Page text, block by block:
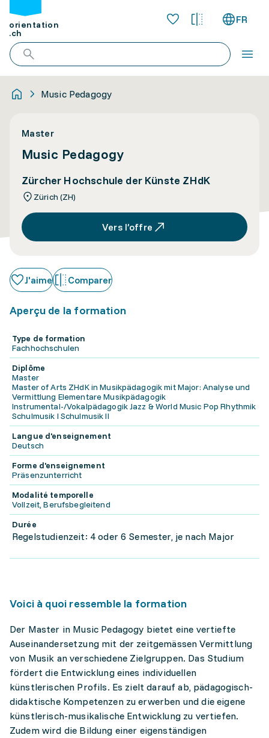
orientation
.ch
FR
Music Pedagogy
Master
Music Pedagogy
Zürcher Hochschule der Künste ZHdK
Zürich (ZH)
Vers l’offre
J'aime Comparer
Aperçu de la formation
Type de formation
Fachhochschulen
Diplôme
Master
Master of Arts ZHdK in Musikpädagogik mit Major: Analyse und
Vermittlung Elementare Musikpädagogik
Instrumental-/Vokalpädagogik Jazz & World Music Pop Rhythmik
Schulmusik I Schulmusik II
Langue d'enseignement
Deutsch
Forme d'enseignement
Präsenzunterricht
Modalité temporelle
Vollzeit, Berufsbegleitend
Durée
Regelstudienzeit: 4 oder 6 Semester, je nach Major
Voici à quoi ressemble la formation
Der Master in Music Pedagogy bietet eine vertiefte
Auseinandersetzung mit der zeitgemässen Vermittlung
von Musik an verschiedene Zielgruppen. Das Studium
fördert die Entwicklung eines individuellen
künstlerischen Profils. Es zielt darauf ab, pädagogisch-
didaktische Kompetenzen zu erwerben und die eigene
künstlerisch-musikalische Entwicklung zu vertiefen.
Zudem wird die Bildung einer eigenständigen